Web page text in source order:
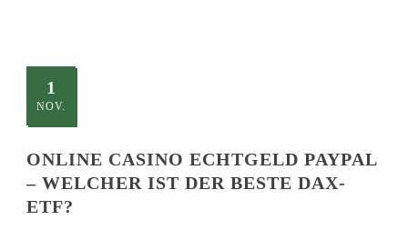
1
NOV.
ONLINE CASINO ECHTGELD PAYPAL
– WELCHER IST DER BESTE DAX-
ETF?